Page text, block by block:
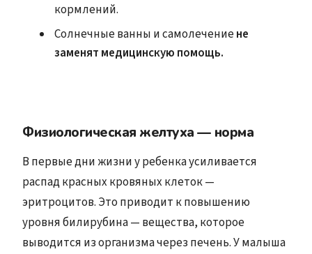
кормлений.
Солнечные ванны и самолечениене
заменят медицинскую помощь.
Физиологическая желтуха — норма
В первые дни жизни у ребенка усиливается
распад красных кровяных клеток —
эритроцитов. Это приводит к повышению
уровня билирубина — вещества, которое
выводится из организма через печень. У малыша